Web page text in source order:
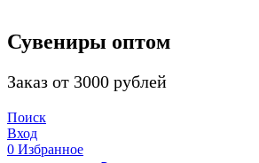
Сувениры оптом
Заказ от 3000 рублей
Поиск
Вход
0 Избранное